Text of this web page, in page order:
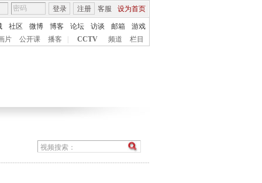
客服 设为首页
登录 注册
社区 微博 博客 论坛 访谈 邮箱
游戏
片 公开课 播客 CCTV 频道 栏目